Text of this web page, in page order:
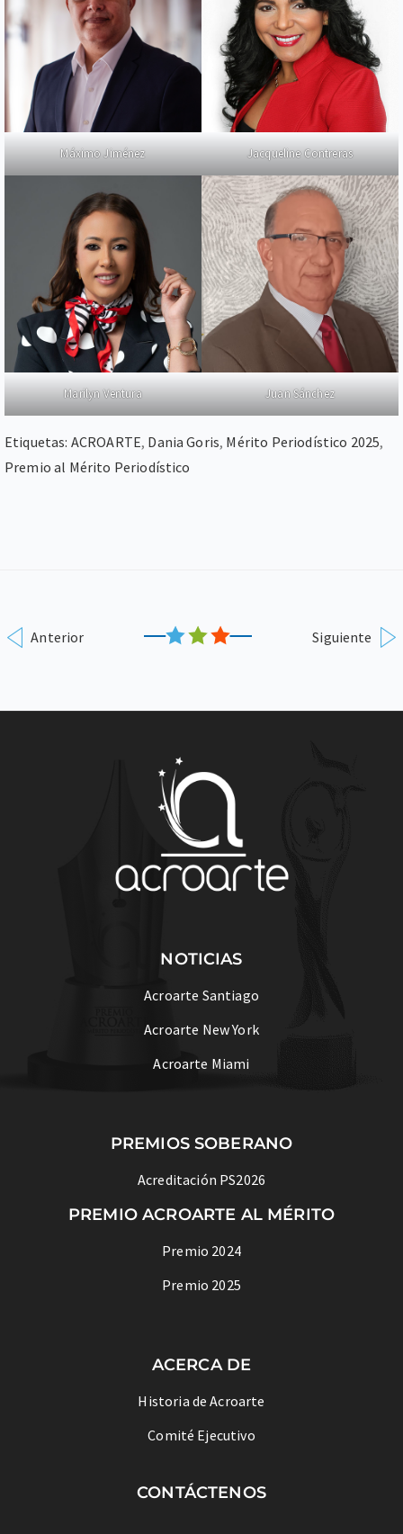
Máximo Jiménez Jacqueline Contreras
Marilyn Ventura Juan Sánchez
Etiquetas: ACROARTE, Dania Goris, Mérito Periodístico 2025,
Premio al Mérito Periodístico
Anterior Siguiente
NOTICIAS
Acroarte Santiago
Acroarte New York
Acroarte Miami
PREMIOS SOBERANO
Acreditación PS2026
PREMIO ACROARTE AL MÉRITO
Premio 2024
Premio 2025
ACERCA DE
Historia de Acroarte
Comité Ejecutivo
CONTÁCTENOS